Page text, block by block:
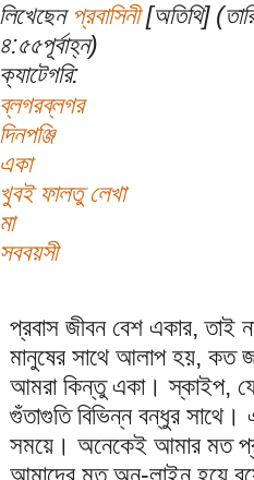
লিখেছেন প্রবাসিনী[অতিথি]
৪:৫৫পূর্বাহ্ন)
ক্যাটেগরি:
ব্লগরব্লগর
দিনপঞ্জি
একা
খুবই ফালতু লেখা
মা
সববয়সী
প্রবাস জীবন বেশ একার, তাই
মানুষের সাথে আলাপ হয়, কত
আমরা কিন্তু একা। স্কাইপ,
গুঁতাগুতি বিভিন্ন বন্ধুর
সময়ে। অনেকেই আমার মত